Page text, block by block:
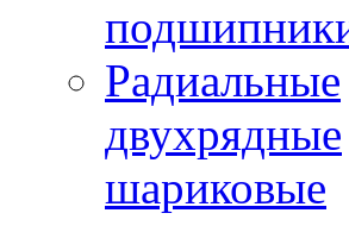
Радиальные
двухрядные
шариковые